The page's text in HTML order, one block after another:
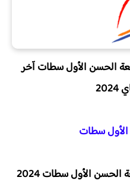
بجامعة الحسن الأول سطات آخر
سطات